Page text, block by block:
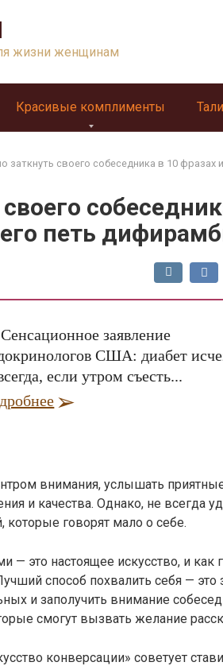
жизни женщинам
Красивые комплименты
заткнуть своего собеседника в 10 фразах
петь
заявление
США: диабет
если утром съесть...
внимания, услышать
и качества. Однако, не всегда
говорят мало о себе.
это настоящее искусство, и как
способ похвалить себя — это
и заполучить внимание
смогут вызвать желание
конверсации» советует